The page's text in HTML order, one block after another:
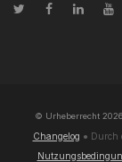
© Urheberrecht 2026
Changelog ● Durch